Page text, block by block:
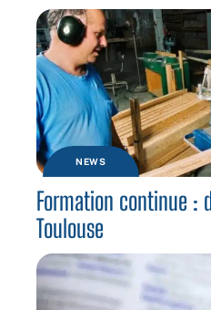
NEWS
Formation continue :
Toulouse